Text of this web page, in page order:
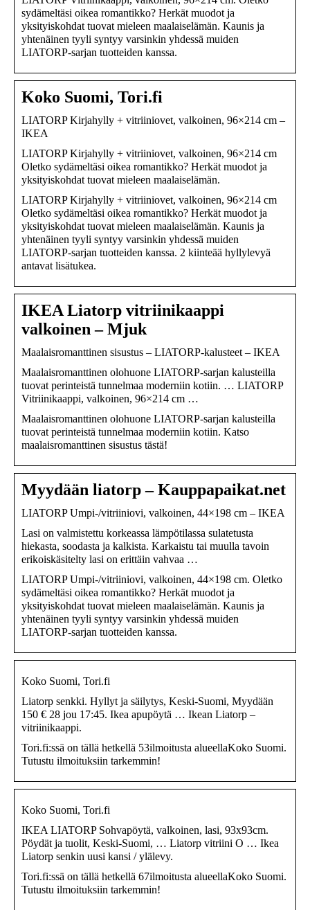
sydämeltäsi oikea romantikko? Herkät muodot ja
yksityiskohdat tuovat mieleen maalaiselämän. Kaunis ja
yhtenäinen tyyli syntyy varsinkin yhdessä muiden
LIATORP-sarjan tuotteiden kanssa.
Koko Suomi, Tori.fi
LIATORP Kirjahylly + vitriiniovet, valkoinen, 96×214 cm –
IKEA
LIATORP Kirjahylly + vitriiniovet, valkoinen, 96×214 cm
Oletko sydämeltäsi oikea romantikko? Herkät muodot ja
yksityiskohdat tuovat mieleen maalaiselämän.
LIATORP Kirjahylly + vitriiniovet, valkoinen, 96×214 cm
Oletko sydämeltäsi oikea romantikko? Herkät muodot ja
yksityiskohdat tuovat mieleen maalaiselämän. Kaunis ja
yhtenäinen tyyli syntyy varsinkin yhdessä muiden
LIATORP-sarjan tuotteiden kanssa. 2 kiinteää hyllylevyä
antavat lisätukea.
IKEA Liatorp vitriinikaappi
valkoinen – Mjuk
Maalaisromanttinen sisustus – LIATORP-kalusteet – IKEA
Maalaisromanttinen olohuone LIATORP-sarjan kalusteilla
tuovat perinteistä tunnelmaa moderniin kotiin. … LIATORP
Vitriinikaappi, valkoinen, 96×214 cm …
Maalaisromanttinen olohuone LIATORP-sarjan kalusteilla
tuovat perinteistä tunnelmaa moderniin kotiin. Katso
maalaisromanttinen sisustus tästä!
Myydään liatorp – Kauppapaikat.net
LIATORP Umpi-/vitriiniovi, valkoinen, 44×198 cm – IKEA
Lasi on valmistettu korkeassa lämpötilassa sulatetusta
hiekasta, soodasta ja kalkista. Karkaistu tai muulla tavoin
erikoiskäsitelty lasi on erittäin vahvaa …
LIATORP Umpi-/vitriiniovi, valkoinen, 44×198 cm. Oletko
sydämeltäsi oikea romantikko? Herkät muodot ja
yksityiskohdat tuovat mieleen maalaiselämän. Kaunis ja
yhtenäinen tyyli syntyy varsinkin yhdessä muiden
LIATORP-sarjan tuotteiden kanssa.
Koko Suomi, Tori.fi
Liatorp senkki. Hyllyt ja säilytys, Keski-Suomi, Myydään
150 € 28 jou 17:45. Ikea apupöytä … Ikean Liatorp –
vitriinikaappi.
Tori.fi:ssä on tällä hetkellä 53ilmoitusta alueellaKoko Suomi.
Tutustu ilmoituksiin tarkemmin!
Koko Suomi, Tori.fi
IKEA LIATORP Sohvapöytä, valkoinen, lasi, 93x93cm.
Pöydät ja tuolit, Keski-Suomi, … Liatorp vitriini O … Ikea
Liatorp senkin uusi kansi / ylälevy.
Tori.fi:ssä on tällä hetkellä 67ilmoitusta alueellaKoko Suomi.
Tutustu ilmoituksiin tarkemmin!